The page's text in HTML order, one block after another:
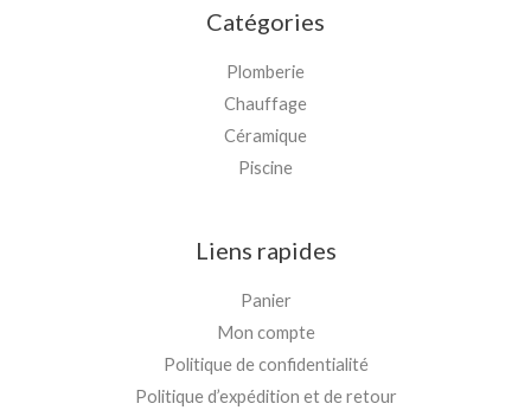
Catégories
Plomberie
Chauffage
Céramique
Piscine
Liens rapides
Panier
Mon compte
Politique de confidentialité
Politique d’expédition et de retour